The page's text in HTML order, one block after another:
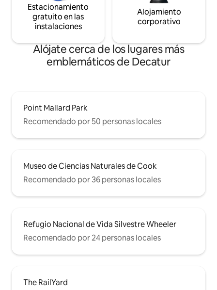
Estacionamiento
gratuito en las
instalaciones
Alojamiento
corporativo
Alójate cerca de los lugares más
emblemáticos de Decatur
Point Mallard Park
Recomendado por 50 personas locales
Museo de Ciencias Naturales de Cook
Recomendado por 36 personas locales
Refugio Nacional de Vida Silvestre Wheeler
Recomendado por 24 personas locales
The RailYard